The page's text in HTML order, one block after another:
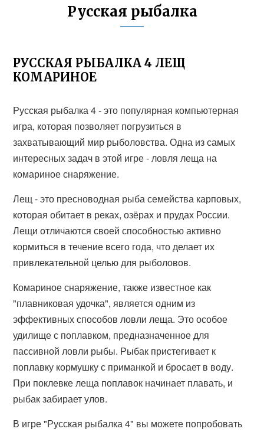
Русская рыбалка
РУССКАЯ РЫБАЛКА 4 ЛЕЩ
КОМАРИНОЕ
Русская рыбалка 4 - это популярная компьютерная
игра, которая позволяет погрузиться в
захватывающий мир рыболовства. Одна из самых
интересных задач в этой игре - ловля леща на
комариное снаряжение.
Лещ - это пресноводная рыба семейства карповых,
которая обитает в реках, озёрах и прудах России.
Лещи отличаются своей способностью активно
кормиться в течение всего года, что делает их
привлекательной целью для рыболовов.
Комариное снаряжение, также известное как
"плавниковая удочка", является одним из
эффективных способов ловли леща. Это особое
удилище с поплавком, предназначенное для
пассивной ловли рыбы. Рыбак пристегивает к
поплавку кормушку с приманкой и бросает в воду.
При поклевке леща поплавок начинает плавать, и
рыбак забирает улов.
В игре "Русская рыбалка 4" вы можете попробовать